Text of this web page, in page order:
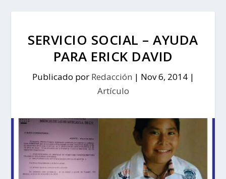
SERVICIO SOCIAL – AYUDA
PARA ERICK DAVID
Publicado por Redacción | Nov 6, 2014|
Artículo